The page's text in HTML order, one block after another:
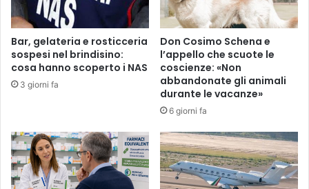
Bar, gelateria e rosticceria
sospesi nel brindisino:
cosa hanno scoperto i NAS
3 giorni fa
Don Cosimo Schena e
l’appello che scuote le
coscienze: «Non
abbandonate gli animali
durante le vacanze»
6 giorni fa